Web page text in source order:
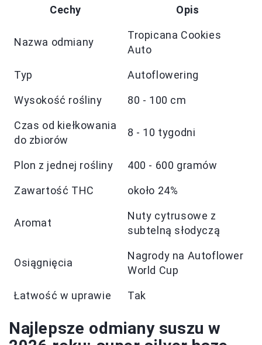
Cechy Opis
Nazwa odmiany
Tropicana Cookies
Auto
Typ Autoflowering
Wysokość rośliny 80 - 100 cm
Czas od kiełkowania
do zbiorów
8 - 10 tygodni
Plon z jednej rośliny 400 - 600 gramów
Zawartość THC około 24%
Aromat
Nuty cytrusowe z
subtelną słodyczą
Osiągnięcia
Nagrody na Autoflower
World Cup
Łatwość w uprawie Tak
Najlepsze odmiany suszu w